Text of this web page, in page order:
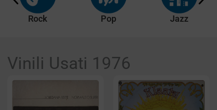
Rock Pop Jazz
Vinili Usati 1976
PaginaPaginaPaginaPaginaPagina Pagina